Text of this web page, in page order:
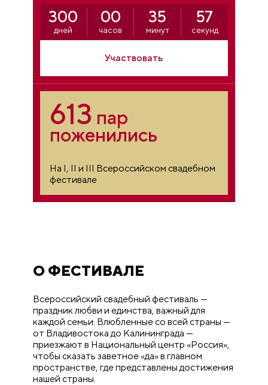
300
дней
00
часов
35
минут
55
секунд
Участвовать
613 пар
поженились
На I, II и III Всероссийском свадебном
фестивале
О ФЕСТИВАЛЕ
Всероссийский свадебный фестиваль —
праздник любви и единства, важный для
каждой семьи. Влюбленные со всей страны —
от Владивостока до Калининграда —
приезжают в Национальный центр «Россия»,
чтобы сказать заветное «да» в главном
пространстве, где представлены достижения
нашей страны.